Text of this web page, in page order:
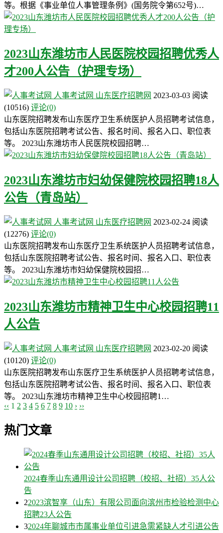
等。根据《事业单位人事管理条例》(国务院令第652号)…
2023山东潍坊市人民医院校园招聘优秀人
才200人公告（护理专场）
人事考试网 山东医疗招聘网 2023-03-03 阅读
(10516) 评论(0)
山东医院招聘发布山东医疗卫生系统医护人员招聘考试信息，
包括山东医院招聘考试公告、报名时间、报名入口、职位表
等。 2023山东潍坊市人民医院校园招聘…
2023山东潍坊市妇幼保健院校园招聘18人
公告（青岛站）
人事考试网 山东医疗招聘网 2023-02-24 阅读
(12276) 评论(0)
山东医院招聘发布山东医疗卫生系统医护人员招聘考试信息，
包括山东医院招聘考试公告、报名时间、报名入口、职位表
等。 2023山东潍坊市妇幼保健院校园招…
2023山东潍坊市精神卫生中心校园招聘11
人公告
人事考试网 山东医疗招聘网 2023-02-20 阅读
(10120) 评论(0)
山东医院招聘发布山东医疗卫生系统医护人员招聘考试信息，
包括山东医院招聘考试公告、报名时间、报名入口、职位表
等。 2023山东潍坊市精神卫生中心校园招聘1…
‹‹ 1 2 3 4 5 6 7 8 9 10 › ››
热门文章
2024春季山东通用设计公司招聘（校招、社招）35人公
告
22023滨智享（山东）有限公司面向滨州市检验检测中心
招聘23人公告
32024年聊城市市属事业单位引进急需紧缺人才引进公告